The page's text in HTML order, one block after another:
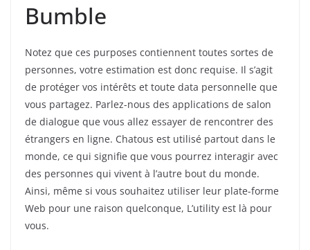
Bumble
Notez que ces purposes contiennent toutes sortes de
personnes, votre estimation est donc requise. Il s’agit
de protéger vos intérêts et toute data personnelle que
vous partagez. Parlez-nous des applications de salon
de dialogue que vous allez essayer de rencontrer des
étrangers en ligne. Chatous est utilisé partout dans le
monde, ce qui signifie que vous pourrez interagir avec
des personnes qui vivent à l’autre bout du monde.
Ainsi, même si vous souhaitez utiliser leur plate-forme
Web pour une raison quelconque, L’utility est là pour
vous.